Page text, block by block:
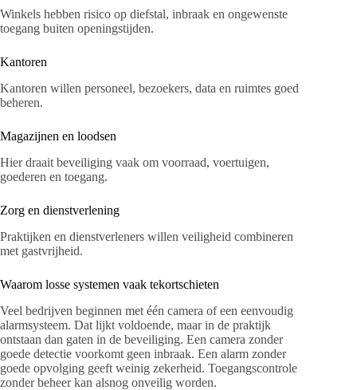
Winkels hebben risico op diefstal, inbraak en ongewenste
toegang buiten openingstijden.
Kantoren
Kantoren willen personeel, bezoekers, data en ruimtes goed
beheren.
Magazijnen en loodsen
Hier draait beveiliging vaak om voorraad, voertuigen,
goederen en toegang.
Zorg en dienstverlening
Praktijken en dienstverleners willen veiligheid combineren
met gastvrijheid.
Waarom losse systemen vaak tekortschieten
Veel bedrijven beginnen met één camera of een eenvoudig
alarmsysteem. Dat lijkt voldoende, maar in de praktijk
ontstaan dan gaten in de beveiliging. Een camera zonder
goede detectie voorkomt geen inbraak. Een alarm zonder
goede opvolging geeft weinig zekerheid. Toegangscontrole
zonder beheer kan alsnog onveilig worden.